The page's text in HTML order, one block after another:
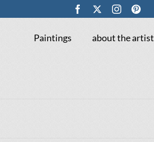
Paintings about the artist